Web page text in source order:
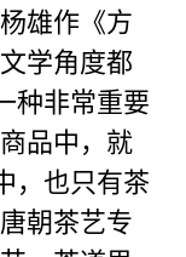
雄作《方
学角度都
种非常重要
品中，就
，也只有茶
朝茶艺专